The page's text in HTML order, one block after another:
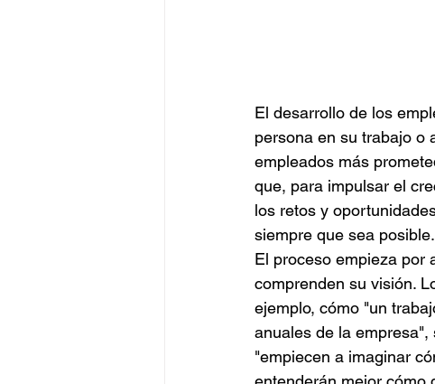
El desarrollo de los
persona en su trabajo o
empleados más
que, para impulsar el
los retos y
siempre que sea posible.
El proceso empieza por
comprenden su visión.
ejemplo, cómo "un
anuales de la
"empiecen a imaginar